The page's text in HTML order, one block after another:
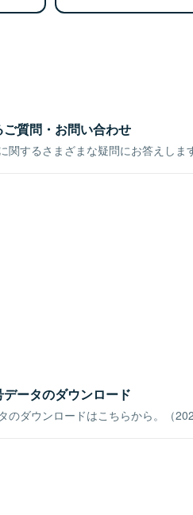
ご質問・お問い合わせ
関するさまざまな疑問にお答えしま
ータのダウンロード
のダウンロードはこちらから。（